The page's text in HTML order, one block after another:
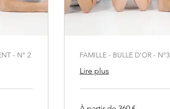
- N° 2 FAMILLE - BULLE D'OR - N°3
Lire plus
À